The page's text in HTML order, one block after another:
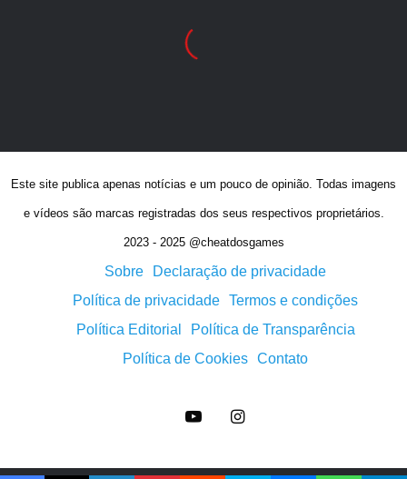
Este site publica apenas notícias e um pouco de opinião. Todas imagens
e vídeos são marcas registradas dos seus respectivos proprietários.
2023 - 2025 @cheatdosgames
Sobre
Declaração de privacidade
Política de privacidade Termos e condições
Política Editorial
Política de Transparência
Política de Cookies Contato
YouTubeInstagram